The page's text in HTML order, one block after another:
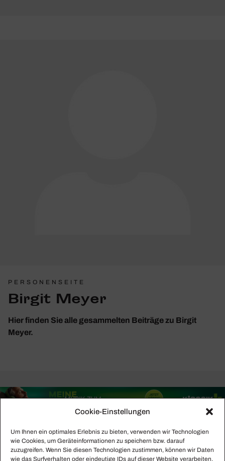
Cookie-Einstellungen
Um Ihnen ein optimales Erlebnis zu bieten, verwenden wir Technologien
wie Cookies, um Geräteinformationen zu speichern bzw. darauf
zuzugreifen. Wenn Sie diesen Technologien zustimmen, können wir Daten
wie das Surfverhalten oder eindeutige IDs auf dieser Website verarbeiten.
PERSONENSEITE
Birgit Meyer
Hier finden Sie alle gesammelten Beiträge zu Birgit
Meyer.